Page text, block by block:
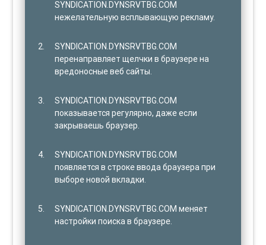
SYNDICATION.DYNSRVTBG.COM
нежелательную всплывающую рекламу.
SYNDICATION.DYNSRVTBG.COM
перенаправляет щелчки в браузере на
вредоносные веб сайты.
SYNDICATION.DYNSRVTBG.COM
показывается регулярно, даже если
закрываешь браузер.
SYNDICATION.DYNSRVTBG.COM
появляется в строке ввода браузера при
выборе новой вкладки.
SYNDICATION.DYNSRVTBG.COM меняет
настройки поиска в браузере.